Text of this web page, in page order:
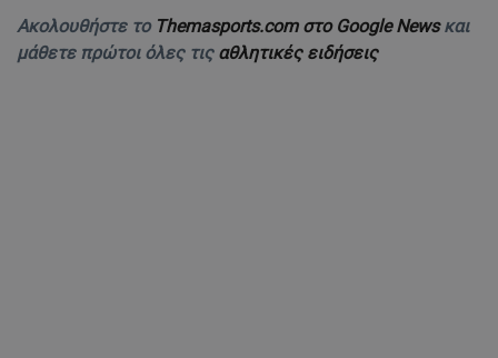
Ακολουθήστε το Themasports.com στο Google Newsκαι
μάθετε πρώτοι όλες τις αθλητικές ειδήσεις